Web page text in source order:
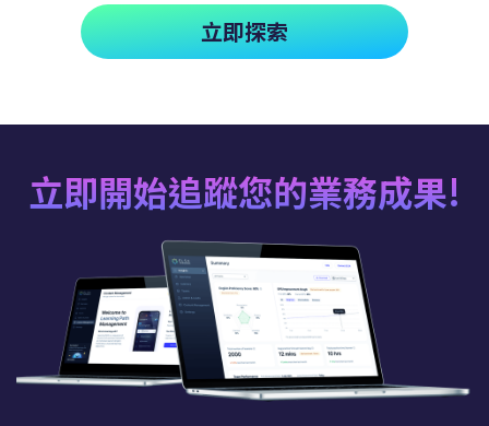
立即探索
立即開始追蹤您的業務成果!